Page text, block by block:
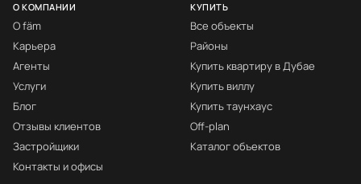
О КОМПАНИИ
О fäm
Карьера
Агенты
Услуги
Блог
Отзывы клиентов
Застройщики
Контакты и офисы
КУПИТЬ
Все объекты
Районы
Купить квартиру в Дубае
Купить виллу
Купить таунхаус
Off-plan
Каталог объектов